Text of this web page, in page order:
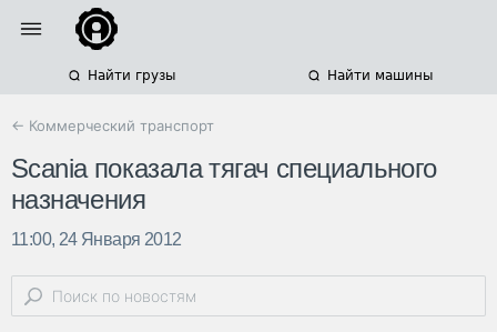
Найти грузы Найти машины
← Коммерческий транспорт
Scania показала тягач специального
назначения
11:00, 24 Января 2012